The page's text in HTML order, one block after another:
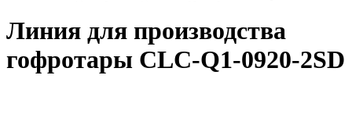
Линия для производства
гофротары CLC-Q1-0920-2SD